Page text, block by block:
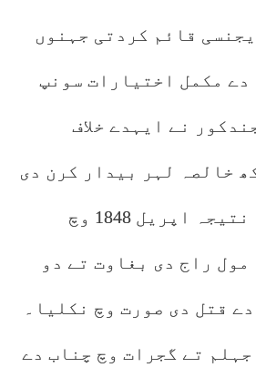
قائم کردتی جہنوں
دے مکمل اختیارات سونپ
نے ایہدے خلاف
خالصہ لہر بیدار کرن دی
کوشش کیتی جہدا نتیجہ اپریل 1848 وچ
مول راج دی بغاوت تے دو
قتل دی صورت وچ نکلیا۔
وچ جہلم تے گجرات وچ چناب دے